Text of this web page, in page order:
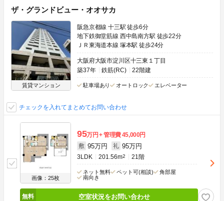
ザ・グランドビュー・オオサカ
賃貸マンション
阪急京都線 十三駅 徒歩6分
地下鉄御堂筋線 西中島南方駅 徒歩22分
ＪＲ東海道本線 塚本駅 徒歩24分
大阪府大阪市淀川区十三東１丁目
築37年
鉄筋(RC) 22階建
駐車場あり オートロック エレベーター
チェックを入れてまとめてお問い合わせ
画像：25枚
95万円 管理費45,000円
敷 95万円 礼 95万円
3LDK 201.56m2 21階
ネット無料 ペット可(相談)
角部屋
南向き
空室状況をお問い合わせ